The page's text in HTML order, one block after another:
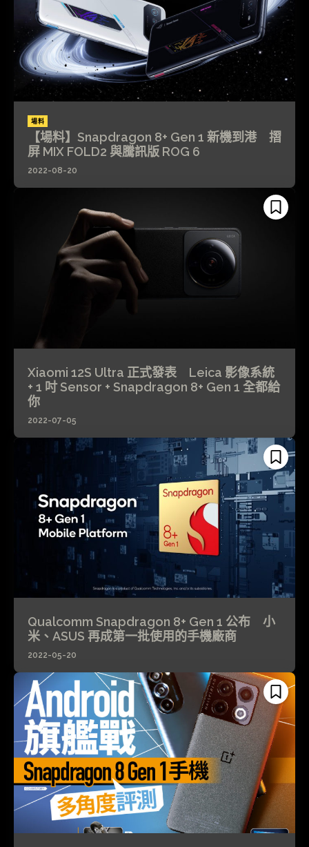
場料
【場料】Snapdragon 8+ Gen 1 新機到港 摺
屏 MIX FOLD2 與騰訊版 ROG 6
2022-08-20
Xiaomi 12S Ultra 正式發表 Leica 影像系統
+ 1 吋 Sensor + Snapdragon 8+ Gen 1 全都給
你
2022-07-05
Qualcomm Snapdragon 8+ Gen 1 公布 小
米、ASUS 再成第一批使用的手機廠商
2022-05-20